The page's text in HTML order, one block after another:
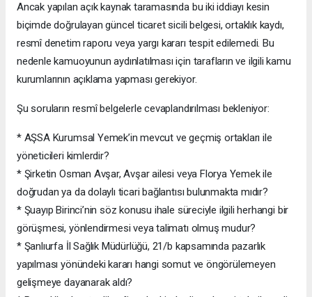
Ancak yapılan açık kaynak taramasında bu iki iddiayı kesin
biçimde doğrulayan güncel ticaret sicili belgesi, ortaklık kaydı,
resmî denetim raporu veya yargı kararı tespit edilemedi. Bu
nedenle kamuoyunun aydınlatılması için tarafların ve ilgili kamu
kurumlarının açıklama yapması gerekiyor.
Şu soruların resmî belgelerle cevaplandırılması bekleniyor:
* AŞSA Kurumsal Yemek’in mevcut ve geçmiş ortakları ile
yöneticileri kimlerdir?
* Şirketin Osman Avşar, Avşar ailesi veya Florya Yemek ile
doğrudan ya da dolaylı ticari bağlantısı bulunmakta mıdır?
* Şuayıp Birinci’nin söz konusu ihale süreciyle ilgili herhangi bir
görüşmesi, yönlendirmesi veya talimatı olmuş mudur?
* Şanlıurfa İl Sağlık Müdürlüğü, 21/b kapsamında pazarlık
yapılması yönündeki kararı hangi somut ve öngörülemeyen
gelişmeye dayanarak aldı?